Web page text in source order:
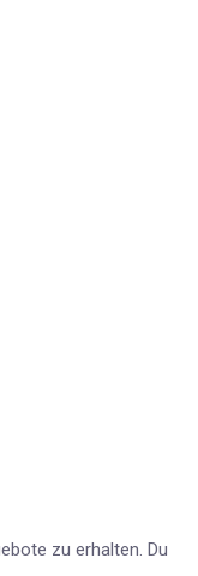
zu erhalten. Du